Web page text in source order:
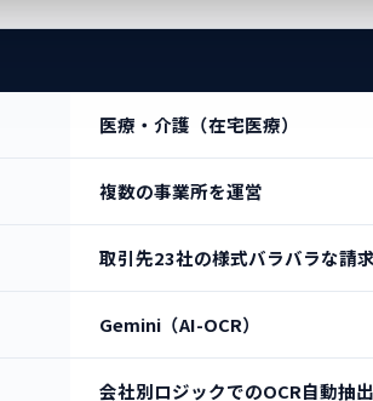
医療・介護（在宅医療）
複数の事業所を運営
取引先23社の様式バラバラな請
Gemini（AI-OCR）
会社別ロジックでのOCR自動抽